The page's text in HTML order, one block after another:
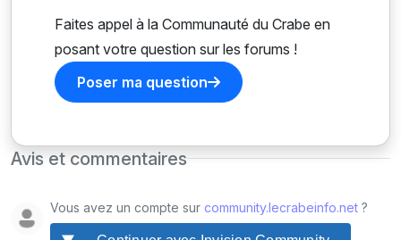
Faites appel à la Communauté du Crabe en
posant votre question sur les forums !
Poser ma question
Avis et commentaires
Vous avez un compte sur community.lecrabeinfo.net ?